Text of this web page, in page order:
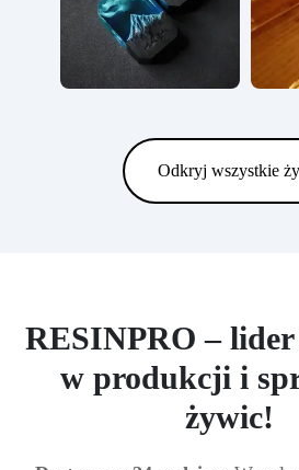
Odkryj wszystkie
RESINPRO –
w produkcji i
żywic!